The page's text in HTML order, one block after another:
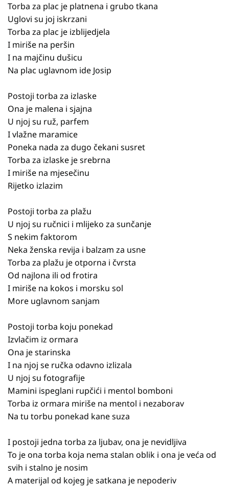
Torba za plac je platnena i grubo tkana
Uglovi su joj iskrzani
Torba za plac je izblijedjela
I miriše na peršin
I na majčinu dušicu
Na plac uglavnom ide Josip
Postoji torba za izlaske
Ona je malena i sjajna
U njoj su ruž, parfem
I vlažne maramice
Poneka nada za dugo čekani susret
Torba za izlaske je srebrna
I miriše na mjesečinu
Rijetko izlazim
Postoji torba za plažu
U njoj su ručnici i mlijeko za sunčanje
S nekim faktorom
Neka ženska revija i balzam za usne
Torba za plažu je otporna i čvrsta
Od najlona ili od frotira
I miriše na kokos i morsku sol
More uglavnom sanjam
Postoji torba koju ponekad
Izvlačim iz ormara
Ona je starinska
I na njoj se ručka odavno izlizala
U njoj su fotografije
Mamini ispeglani rupčići i mentol bomboni
Torba iz ormara miriše na mentol i nezaborav
Na tu torbu ponekad kane suza
I postoji jedna torba za ljubav, ona je nevidljiva
To je ona torba koja nema stalan oblik i ona je veća od
svih i stalno je nosim
A materijal od kojeg je satkana je nepoderiv